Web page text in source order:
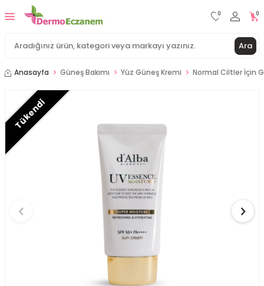
Ara
0 0
Anasayfa Güneş Bakımı Yüz Güneş Kremi Normal Ciltler İçin
Tükendi